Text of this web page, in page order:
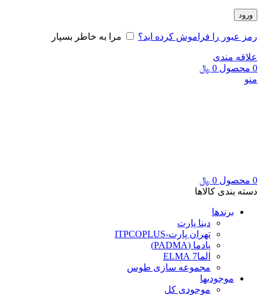
ورود
رمز عبور را فراموش کرده اید؟ مرا به خاطر بسپار
علاقه مندی
0 محصول 0 ﷼
منو
0 محصول 0 ﷼
دسته بندی کالاها
برندها
دینا پارت
تهران پارت-ITPCOPLUS
پادما (PADMA)
الما7 ELMA
مجموعه سازی طوس
موجودیها
موجودی کل